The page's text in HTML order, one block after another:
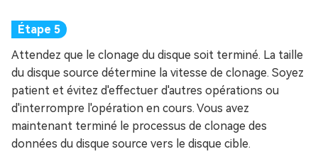
Attendez que le clonage du disque soit terminé. La taille
du disque source détermine la vitesse de clonage. Soyez
patient et évitez d'effectuer d'autres opérations ou
d'interrompre l'opération en cours. Vous avez
maintenant terminé le processus de clonage des
données du disque source vers le disque cible.